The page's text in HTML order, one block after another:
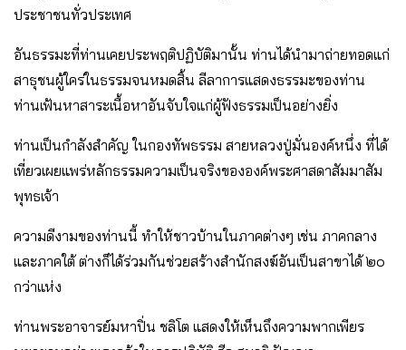
ประชาชนทั่วประเทศ
อันธรรมะที่ท่านเคยประพฤติปฏิบัติมานั้น ท่านได้นำมาถ่ายทอดแก่
สาธุชนผู้ใคร่ในธรรมจนหมดสิ้น ลีลาการแสดงธรรมะของท่าน
ท่านเฟ้นหาสาระเนื้อหาอันจับใจแก่ผู้ฟังธรรมเป็นอย่างยิ่ง
ท่านเป็นกำลังสำคัญ ในกองทัพธรรม สายหลวงปู่มั่นองค์หนึ่ง ที่ได้
เที่ยวเผยแพร่หลักธรรมความเป็นจริงขององค์พระศาสดาสัมมาสัม
พุทธเจ้า
ความดีงามของท่านนี้ ทำให้ชาวบ้านในภาคต่างๆ เช่น ภาคกลาง
และภาคใต้ ต่างก็ได้ร่วมกันช่วยสร้างสำนักสงฆ์อันเป็นสาขาได้ ๒๐
กว่าแห่ง
ท่านพระอาจารย์มหาปิ่น ชลิโต แสดงให้เห็นถึงความพากเพียร